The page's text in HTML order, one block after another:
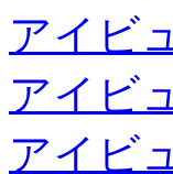
アイビ
アイビ
アイビ